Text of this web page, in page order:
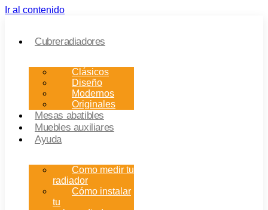
Ir al contenido
Cubreradiadores
Clásicos
Diseño
Modernos
Originales
Mesas abatibles
Muebles auxiliares
Ayuda
Como medir tu
radiador
Cómo instalar
tu